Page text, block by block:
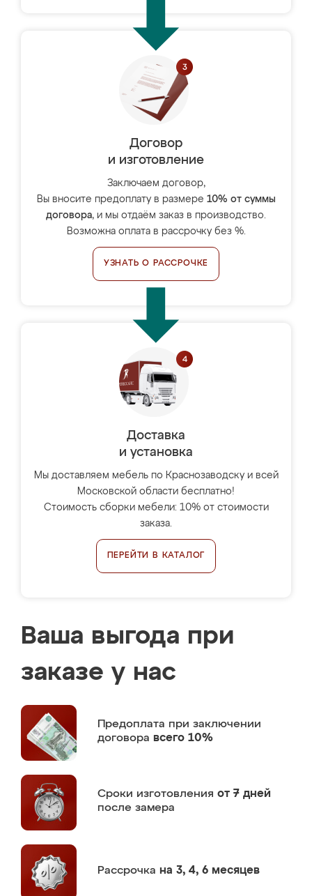
Договор
и изготовление
Заключаем договор,
Вы вносите предоплату в размере 10% от суммы
договора, и мы отдаём заказ в производство.
Возможна оплата в рассрочку без %.
УЗНАТЬ О РАССРОЧКЕ
Доставка
и установка
Мы доставляем мебель по Краснозаводску и всей
Московской области бесплатно!
Стоимость сборки мебели: 10% от стоимости
заказа.
ПЕРЕЙТИ В КАТАЛОГ
Ваша выгода при
заказе у нас
Предоплата при заключении
договора всего 10%
Сроки изготовления от 7 дней
после замера
Рассрочка на 3, 4, 6 месяцев